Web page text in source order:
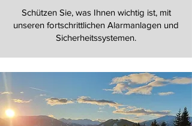
Schützen Sie, was Ihnen wichtig ist, mit
unseren fortschrittlichen Alarmanlagen und
Sicherheitssystemen.